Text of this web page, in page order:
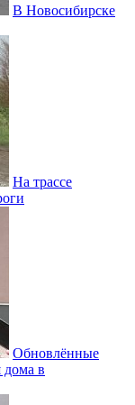
В Новосибирске
На трассе
Обновлённые
дома в